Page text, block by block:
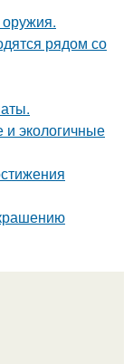
рядом со
и экологичные